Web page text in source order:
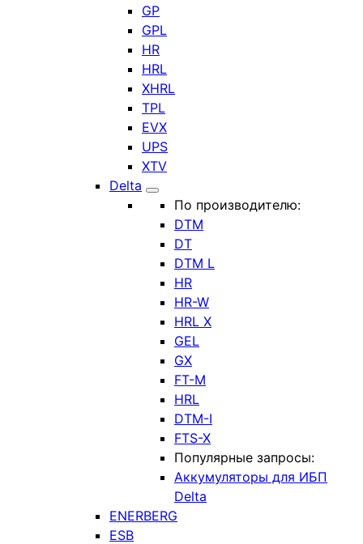
GP
GPL
HR
HRL
XHRL
TPL
EVX
UPS
XTV
Delta
По производителю:
DTM
DT
DTM L
HR
HR-W
HRL X
GEL
GX
FT-M
HRL
DTM-I
FTS-X
Популярные запросы:
Аккумуляторы для ИБП
Delta
ENERBERG
ESB